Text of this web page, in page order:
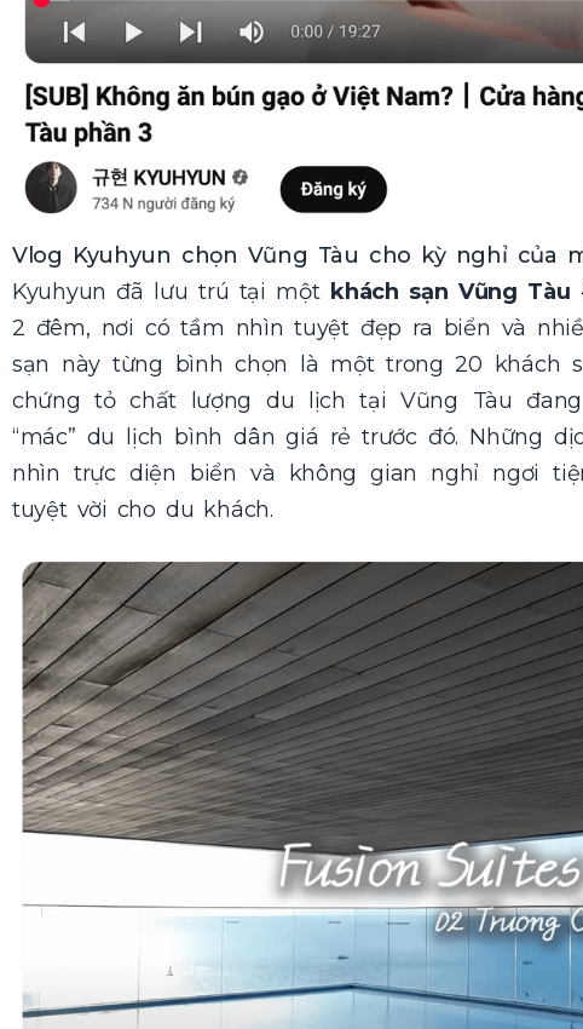
Vlog Kyuhyun chọn Vũng Tàu cho kỳ nghỉ của
Kyuhyun đã lưu trú tại một khách sạn Vũng Tàu
2 đêm, nơi có tầm nhìn tuyệt đẹp ra biển và
sạn này từng bình chọn là một trong 20 khách
chứng tỏ chất lượng du lịch tại Vũng Tàu
“mác” du lịch bình dân giá rẻ trước đó. Những
nhìn trực diện biển và không gian nghỉ ngơi
tuyệt vời cho du khách.